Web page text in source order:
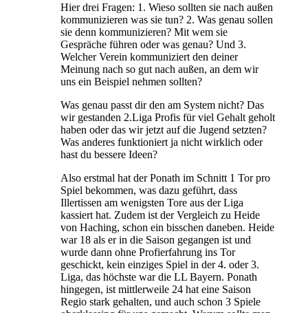
Hier drei Fragen: 1. Wieso sollten sie nach außen
kommunizieren was sie tun? 2. Was genau sollen
sie denn kommunizieren? Mit wem sie
Gespräche führen oder was genau? Und 3.
Welcher Verein kommuniziert den deiner
Meinung nach so gut nach außen, an dem wir
uns ein Beispiel nehmen sollten?
Was genau passt dir den am System nicht? Das
wir gestanden 2.Liga Profis für viel Gehalt geholt
haben oder das wir jetzt auf die Jugend setzten?
Was anderes funktioniert ja nicht wirklich oder
hast du bessere Ideen?
Also erstmal hat der Ponath im Schnitt 1 Tor pro
Spiel bekommen, was dazu geführt, dass
Illertissen am wenigsten Tore aus der Liga
kassiert hat. Zudem ist der Vergleich zu Heide
von Haching, schon ein bisschen daneben. Heide
war 18 als er in die Saison gegangen ist und
wurde dann ohne Profierfahrung ins Tor
geschickt, kein einziges Spiel in der 4. oder 3.
Liga, das höchste war die LL Bayern. Ponath
hingegen, ist mittlerweile 24 hat eine Saison
Regio stark gehalten, und auch schon 3 Spiele